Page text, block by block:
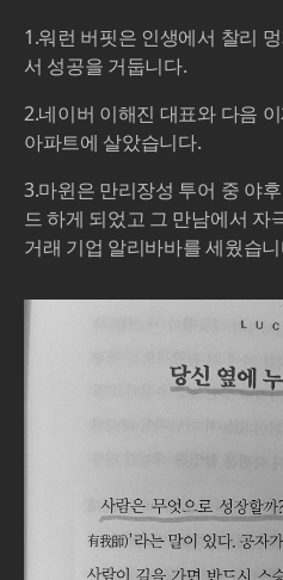
1.워런 버핏은 인생에서 찰리
서 성공을 거둡니다.
2.네이버 이해진 대표와 다음
아파트에 살았습니다.
3.마윈은 만리장성 투어 중 야
드 하게 되었고 그 만남에서 자
거래 기업 알리바바를 세웠습